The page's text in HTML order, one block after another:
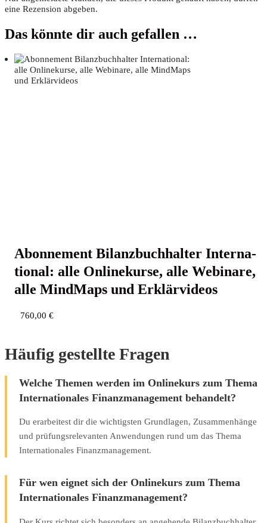
eine Rezension abgeben.
Das könnte dir auch gefallen …
Abon­ne­ment Bilanz­buch­hal­ter Inter­na­
tio­nal: alle Online­kur­se, alle Web­i­na­re,
alle Mind­Maps und Erklärvideos
760,00 €
Häufig gestellte Fragen
Welche Themen werden im Onlinekurs zum Thema
Internationales Finanzmanagement behandelt?
Du erarbeitest dir die wichtigsten Grundlagen, Zusammenhänge
und prüfungsrelevanten Anwendungen rund um das Thema
Internationales Finanzmanagement.
Für wen eignet sich der Onlinekurs zum Thema
Internationales Finanzmanagement?